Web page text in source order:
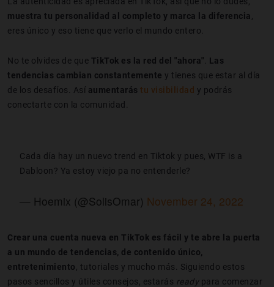
muestra tu personalidad al completo y marca la diferencia
eres único y eso tiene que verlo el mundo entero.
No te olvides de que TikTok es la red del "ahora"
Las
tendencias cambian constantemente y tienes que estar al día
de los desafíos. Así aumentarás tu visibilidad y podrás
conectarte con la comunidad.
Cada día hay un nuevo trend en Tiktok y pues, WTF is a
Dabloon? Ya estoy viejo pa no entenderle?
— Hoemix (@SolisOmar) November 24, 2022
Crear una cuenta nueva en TikTok es fácil y te abre la puerta
a un mundo de tendencias, de contenido único,
entretenimiento , tutoriales y mucho más. Siguiendo estos
pasos sencillos y útiles consejos, estarás ready para comenzar